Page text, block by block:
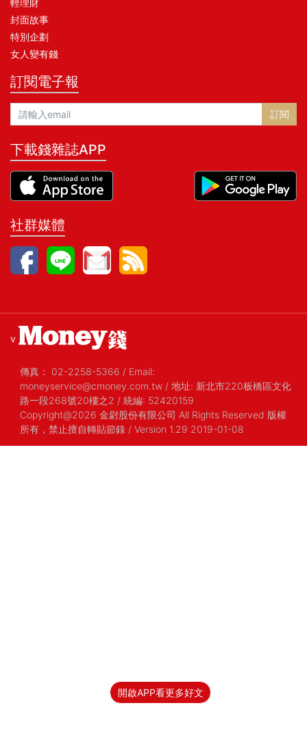
開啟APP看更多好文
輕理財
封面故事
特別企劃
女人變有錢
訂閱電子報
訂閱
下載錢雜誌APP
社群媒體
v
傳真： 02-2258-5366 / Email:
moneyservice@cmoney.com.tw / 地址: 新北市220板橋區文化
路一段268號20樓之2 / 統編: 52420159
Copyright@2026 金尉股份有限公司 All Rights Reserved 版權
所有，禁止擅自轉貼節錄 / Version 1.29 2019-01-08